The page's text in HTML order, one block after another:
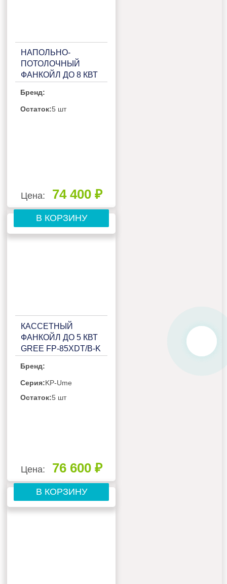
НАПОЛЬНО-
ПОТОЛОЧНЫЙ
ФАНКОЙЛ ДО 8 КВТ
Бренд:
Остаток:5 шт
Цена: 74 400 ₽
В КОРЗИНУ
КАССЕТНЫЙ
ФАНКОЙЛ ДО 5 КВТ
GREE FP-85XDT/B-K
Бренд:
Серия:KP-Ume
Остаток:5 шт
Цена: 76 600 ₽
В КОРЗИНУ